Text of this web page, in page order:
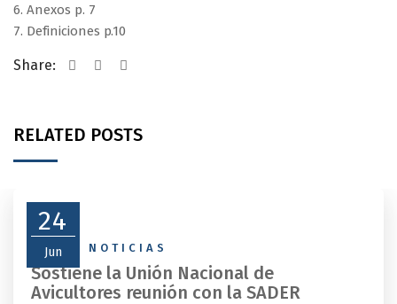
6. Anexos p. 7
7. Definiciones p.10
Share:
RELATED POSTS
24
Jun
NEWS NOTICIAS
Sostiene la Unión Nacional de
Avicultores reunión con la SADER